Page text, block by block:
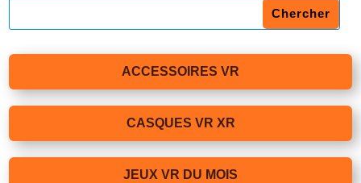
ACCESSOIRES VR
CASQUES VR XR
JEUX VR DU MOIS